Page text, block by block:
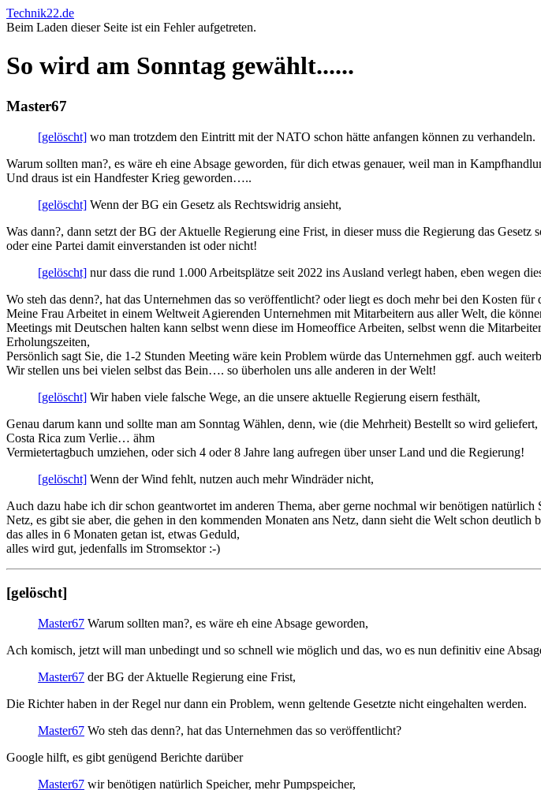
Technik22.de
Beim Laden dieser Seite ist ein Fehler aufgetreten.
So wird am Sonntag gewählt......
Master67
[gelöscht] wo man trotzdem den Eintritt mit der NATO schon hätte anfangen können zu verhandeln.
Warum sollten man?, es wäre eh eine Absage geworden, für dich etwas genauer, weil man in
Und draus ist ein Handfester Krieg geworden…..
[gelöscht] Wenn der BG ein Gesetz als Rechtswidrig ansieht,
Was dann?, dann setzt der BG der Aktuelle Regierung eine Frist, in dieser muss die Regierung das
oder eine Partei damit einverstanden ist oder nicht!
[gelöscht] nur dass die rund 1.000 Arbeitsplätze seit 2022 ins Ausland verlegt haben, eben wegen
Wo steh das denn?, hat das Unternehmen das so veröffentlicht? oder liegt es doch mehr bei den Kosten für
Meine Frau Arbeitet in einem Weltweit Agierenden Unternehmen mit Mitarbeitern aus aller Welt, die
Meetings mit Deutschen halten kann selbst wenn diese im Homeoffice Arbeiten, selbst wenn die
Erholungszeiten,
Persönlich sagt Sie, die 1-2 Stunden Meeting wäre kein Problem würde das Unternehmen ggf. auch
Wir stellen uns bei vielen selbst das Bein…. so überholen uns alle anderen in der Welt!
[gelöscht] Wir haben viele falsche Wege, an die unsere aktuelle Regierung eisern festhält,
Genau darum kann und sollte man am Sonntag Wählen, denn, wie (die Mehrheit) Bestellt so wird
Costa Rica zum Verlie… ähm
Vermietertagbuch umziehen, oder sich 4 oder 8 Jahre lang aufregen über unser Land und die Regierung!
[gelöscht] Wenn der Wind fehlt, nutzen auch mehr Windräder nicht,
Auch dazu habe ich dir schon geantwortet im anderen Thema, aber gerne nochmal wir benötigen
Netz, es gibt sie aber, die gehen in den kommenden Monaten ans Netz, dann sieht die Welt schon
das alles in 6 Monaten getan ist, etwas Geduld,
alles wird gut, jedenfalls im Stromsektor :-)
[gelöscht]
Master67 Warum sollten man?, es wäre eh eine Absage geworden,
Ach komisch, jetzt will man unbedingt und so schnell wie möglich und das, wo es nun definitiv eine
Master67 der BG der Aktuelle Regierung eine Frist,
Die Richter haben in der Regel nur dann ein Problem, wenn geltende Gesetzte nicht eingehalten werden.
Master67 Wo steh das denn?, hat das Unternehmen das so veröffentlicht?
Google hilft, es gibt genügend Berichte darüber
Master67 wir benötigen natürlich Speicher, mehr Pumpspeicher,